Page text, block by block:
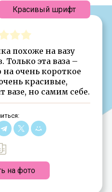
похоже на вазу
Только эта ваза –
очень короткое
красивые,
вазе, но самим себе.
на фото
Красивый шрифт